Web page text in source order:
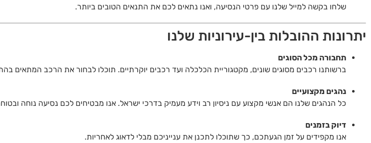
שלחו בקשה למייל שלנו עם פרטי הנסיעה, ואנו נתאים לכם את התנאים הטובים ביותר.
יתרונות ההובלות בין-עירוניות שלנו
תחבורה מכל הסוגים
ברשותנו רכבים מסוגים שונים, מקטגוריית הכלכלה ועד רכבים יוקרתיים. תוכלו לבחור את הרכב המתאים
נהגים מקצועיים
כל הנהגים שלנו הם אנשי מקצוע עם ניסיון רב וידע מעמיק בדרכי ישראל. אנו מבטיחים לכם נסיעה נוחה
דיוק בזמנים
אנו מקפידים על זמן הגעתכם, כך שתוכלו לתכנן את ענייניכם מבלי לדאוג לאחריות.